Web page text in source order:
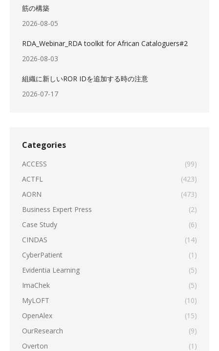
筋の構築
2026-08-05
RDA_Webinar_RDA toolkit for African Cataloguers#2
2026-08-03
組織に新しいROR IDを追加する時の注意
2026-07-17
Categories
ACCESS
(99)
ACTFL
(423)
AORN
(473)
Business Expert Press
(2)
Case Study
(6)
CINDAS
(14)
CyberPatient
(1)
Evidentia Learning
(5)
ImaChek
(5)
MyLOFT
(10)
OpenAlex
(15)
OurResearch
(9)
Overton
(1)